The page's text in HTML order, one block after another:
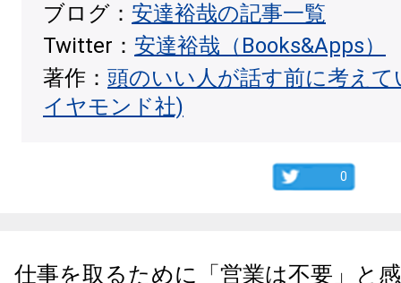
ブログ： 安達裕哉の記事一覧
Twitter： 安達裕哉（Books&Apps）
著作： 頭のいい人が話す前に考え
イヤモンド社)
0
仕事を取るために「営業は不要」と